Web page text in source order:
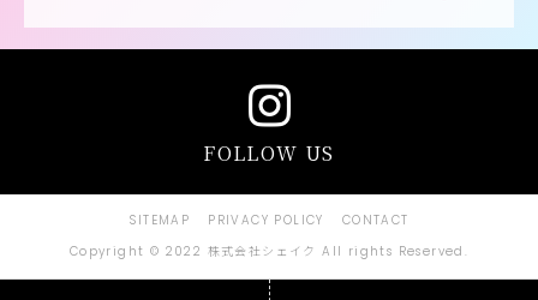
FOLLOW US
SITEMAP PRIVACY POLICY
CONTACT
Copyright © 2022 株式会社シェイク All rights Reserved.